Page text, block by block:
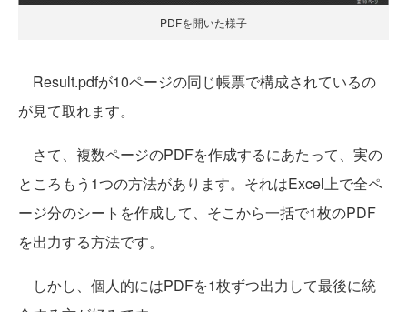
PDFを開いた様子
Result.pdfが10ページの同じ帳票で構成されているの
が見て取れます。
さて、複数ページのPDFを作成するにあたって、実の
ところもう1つの方法があります。それはExcel上で全ペ
ージ分のシートを作成して、そこから一括で1枚のPDF
を出力する方法です。
しかし、個人的にはPDFを1枚ずつ出力して最後に統